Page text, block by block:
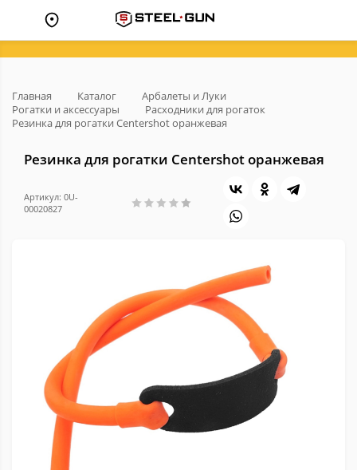
Главная Каталог
Арбалеты и Луки
Рогатки и аксессуары
Расходники для рогаток
Резинка для рогатки Centershot оранжевая
Резинка для рогатки Centershot оранжевая
Артикул: 0U-
00020827